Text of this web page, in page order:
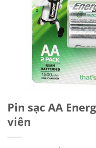
Pin sạc AA
viên